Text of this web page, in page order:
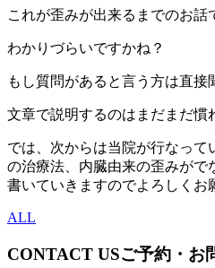
これが歪みが出来るまでのお話
わかりづらいですかね？
もし質問があると言う方は直接
文章で説明するのはまだまだ慣
では、次からは当院が行なっ
の治療法、内臓由来の歪みがで
書いていきますのでよろしくお
ALL
CONTACT USご予約・お